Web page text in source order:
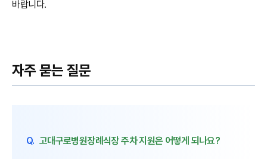
바랍니다.
자주 묻는 질문
Q. 고대구로병원장례식장 주차 지원은 어떻게 되나요?